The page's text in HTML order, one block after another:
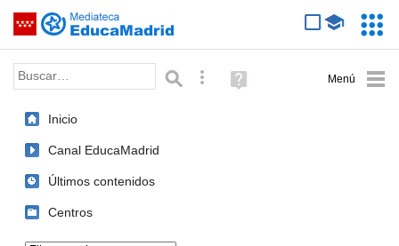
Saltar navegación
Palabra o frase: Búsqueda avanzada
Ayuda
(en
Inicio
Canal EducaMadrid
Últimos contenidos
Centros